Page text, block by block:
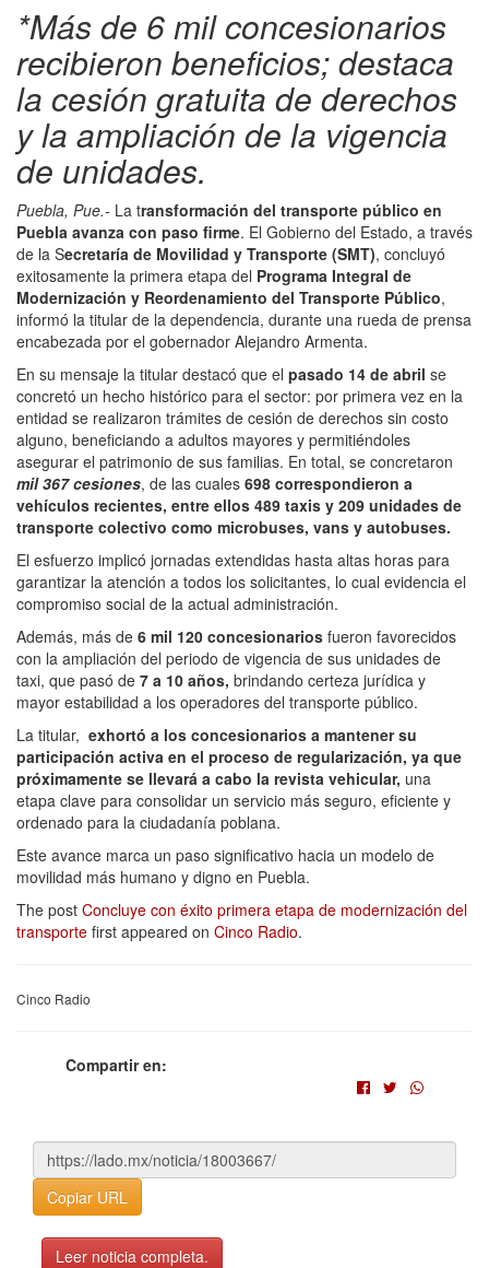
*Más de 6 mil concesionarios
recibieron beneficios; destaca
la cesión gratuita de derechos
y la ampliación de la vigencia
de unidades.
Puebla, Pue.- La transformación del transporte público en
Puebla avanza con paso firme. El Gobierno del Estado, a través
de la Secretaría de Movilidad y Transporte (SMT), concluyó
exitosamente la primera etapa del Programa Integral de
Modernización y Reordenamiento del Transporte Público,
informó la titular de la dependencia, durante una rueda de prensa
encabezada por el gobernador Alejandro Armenta.
En su mensaje la titular destacó que el pasado 14 de abril se
concretó un hecho histórico para el sector: por primera vez en la
entidad se realizaron trámites de cesión de derechos sin costo
alguno, beneficiando a adultos mayores y permitiéndoles
asegurar el patrimonio de sus familias. En total, se concretaron
mil 367 cesiones, de las cuales 698 correspondieron a
vehículos recientes, entre ellos 489 taxis y 209 unidades de
transporte colectivo como microbuses, vans y autobuses.
El esfuerzo implicó jornadas extendidas hasta altas horas para
garantizar la atención a todos los solicitantes, lo cual evidencia el
compromiso social de la actual administración.
Además, más de 6 mil 120 concesionarios fueron favorecidos
con la ampliación del periodo de vigencia de sus unidades de
taxi, que pasó de 7 a 10 años, brindando certeza jurídica y
mayor estabilidad a los operadores del transporte público.
La titular, exhortó a los concesionarios a mantener su
participación activa en el proceso de regularización, ya que
próximamente se llevará a cabo la revista vehicular, una
etapa clave para consolidar un servicio más seguro, eficiente y
ordenado para la ciudadanía poblana.
Este avance marca un paso significativo hacia un modelo de
movilidad más humano y digno en Puebla.
The post Concluye con éxito primera etapa de modernización del
transporte first appeared on Cinco Radio.
Cinco Radio
Compartir en:
Copiar URL
Leer noticia completa.